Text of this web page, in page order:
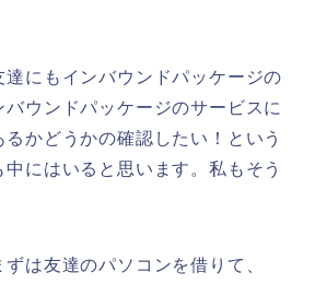
達にもインバウンドパッケージの
バウンドパッケージのサービスに
かどうかの確認したい！という
にはいると思います。私もそう
は友達のパソコンを借りて、